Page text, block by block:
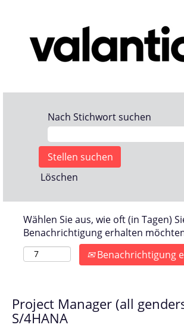
Nach Stichwort suchen
Löschen
Wählen Sie aus, wie oft (in Tagen)
Benachrichtigung erhalten
Benachrichtigung
Project Manager (all
S/4HANA